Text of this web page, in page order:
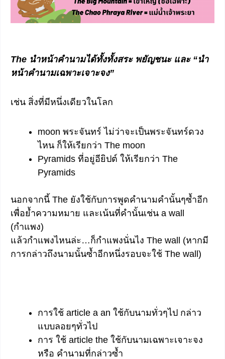
The นำหน้าคำนามได้ทั้งทั้งสระ พยัญชนะ และ “นำ
หน้าคำนามเฉพาะเจาะจง”
เช่น สิ่งที่มีหนึ่งเดียวในโลก
moon พระจันทร์ ไม่ว่าจะเป็นพระจันทร์ดวง
ไหน ก็ให้เรียกว่า The moon
Pyramids ที่อยู่อียิปต์ ให้เรียกว่า The
Pyramids
นอกจากนี้ The ยังใช้กับการพูดคำนามคำนั้นๆซ้ำอีก
เพื่อย้ำความหมาย และเน้นที่คำนั้นเช่น a wall
(กำแพง)
แล้วกำแพงไหนล่ะ…ก็กำแพงนั่นไง The wall (หากมี
การกล่าวถึงนามนั้นซ้ำอีกหนึ่งรอบจะใช้ The wall)
การใช้ article a an ใช้กับนามทั่วๆไป กล่าว
แบบลอยๆทั่วไป
การ ใช้ article the ใช้กับนามเฉพาะเจาะจง
หรือ คำนามที่กล่าวซ้ำ